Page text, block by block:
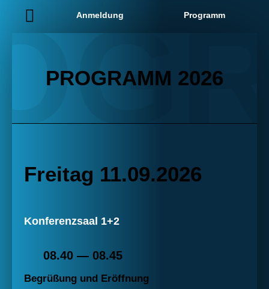
Anmeldung Programm
PROGRAMM 2026
Freitag 11.09.2026
Konferenzsaal 1+2
08.40 — 08.45
Begrüßung und Eröffnung